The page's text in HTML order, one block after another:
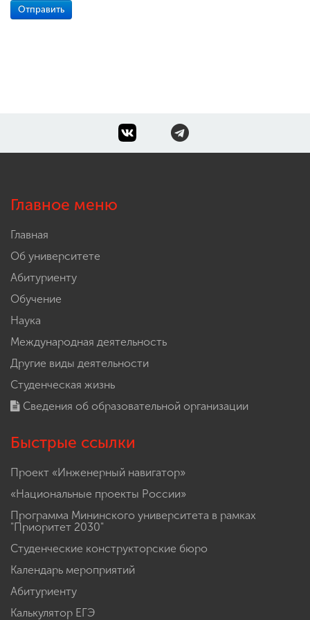
Главное меню
Главная
Об университете
Абитуриенту
Обучение
Наука
Международная деятельность
Другие виды деятельности
Студенческая жизнь
Сведения об образовательной организации
Быстрые ссылки
Проект «Инженерный навигатор»
«Национальные проекты России»
Программа Мининского университета в рамках
"Приоритет 2030"
Студенческие конструкторские бюро
Календарь мероприятий
Абитуриенту
Калькулятор ЕГЭ